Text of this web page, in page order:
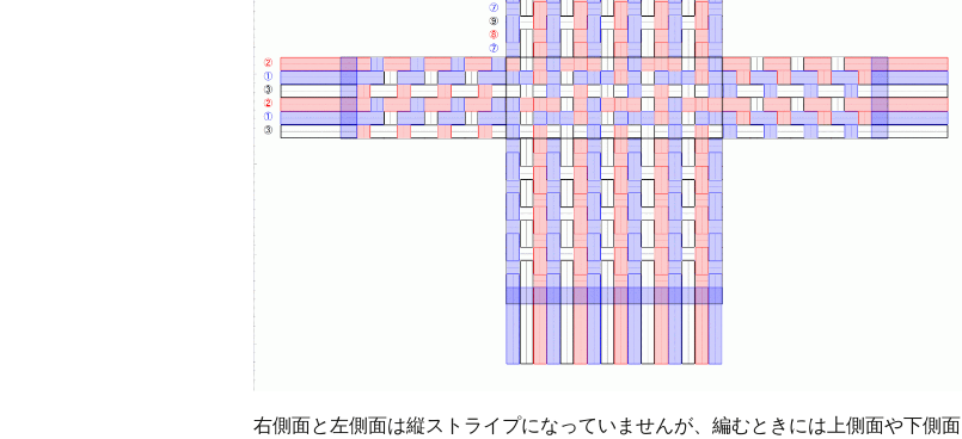
右側面と左側面は縦ストライプになっていませんが、編むときには上側面や下側面